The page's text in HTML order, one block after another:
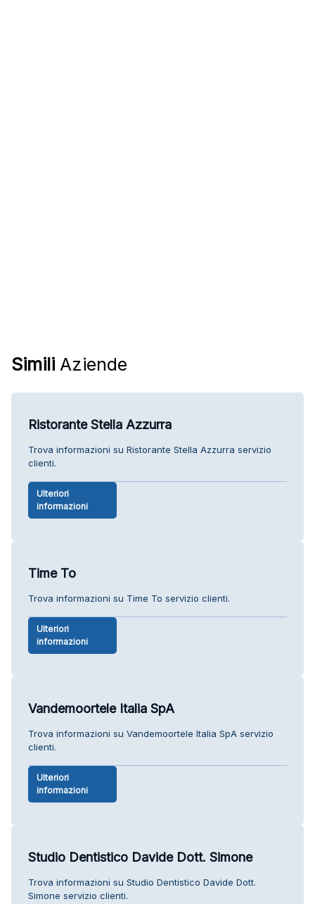
Simili Aziende
Ristorante Stella Azzurra
Trova informazioni su Ristorante Stella Azzurra servizio
clienti.
Ulteriori
informazioni
Time To
Trova informazioni su Time To servizio clienti.
Ulteriori
informazioni
Vandemoortele Italia SpA
Trova informazioni su Vandemoortele Italia SpA servizio
clienti.
Ulteriori
informazioni
Studio Dentistico Davide Dott. Simone
Trova informazioni su Studio Dentistico Davide Dott.
Simone servizio clienti.